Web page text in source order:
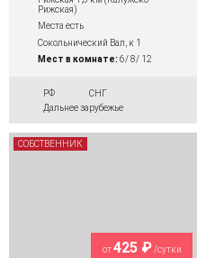
Рижская)
Места есть
Сокольнический Вал, к 1
Мест в комнате: 6/ 8/ 12
РФ
СНГ
Дальнее зарубежье
от425 ₽/сутки
СОБСТВЕННИК